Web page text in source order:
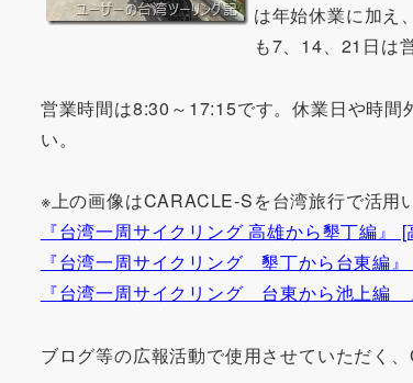
は年始休業に加え
も7、14、21日は
営業時間は8:30～17:15です。休業日や時間
い。
※上の画像はCARACLE-Sを台湾旅行で活用
『台湾一周サイクリング 高雄から墾丁編
『台湾一周サイクリング 墾丁から台東編
『台湾一周サイクリング 台東から池上
ブログ等の広報活動で使用させていただく